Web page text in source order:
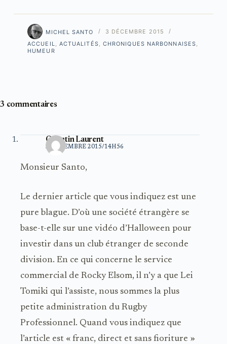
MICHEL SANTO
3 DÉCEMBRE 2015
ACCUEIL
ACTUALITÉS CHRONIQUES NARBONNAISES
HUMEUR
3 commentaires
Quentin Laurent
3 DÉCEMBRE 2015/14H56
Monsieur Santo,
Le dernier article que vous indiquez est une
pure blague. D’où une société étrangère se
base-t-elle sur une vidéo d’Halloween pour
investir dans un club étranger de seconde
division. En ce qui concerne le service
commercial de Rocky Elsom, il n’y a que Lei
Tomiki qui l’assiste, nous sommes la plus
petite administration du Rugby
Professionnel. Quand vous indiquez que
l’article est « franc, direct et sans fioriture »